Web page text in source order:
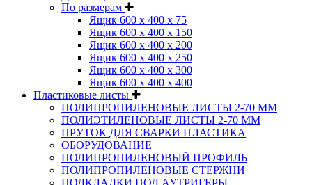
По размерам
Ящик 600 х 400 х 75
Ящик 600 х 400 х 150
Ящик 600 х 400 х 200
Ящик 600 х 400 х 250
Ящик 600 х 400 х 300
Ящик 600 х 400 х 400
Пластиковые листы
ПОЛИПРОПИЛЕНОВЫЕ ЛИСТЫ 2-70 ММ
ПОЛИЭТИЛЕНОВЫЕ ЛИСТЫ 2-70 ММ
ПРУТОК ДЛЯ СВАРКИ ПЛАСТИКА
ОБОРУДОВАНИЕ
ПОЛИПРОПИЛЕНОВЫЙ ПРОФИЛЬ
ПОЛИПРОПИЛЕНОВЫЕ СТЕРЖНИ